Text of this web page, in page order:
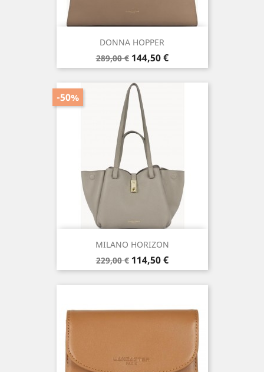
DONNA HOPPER
Prix
de
289,00 € Prix
144,50 €
MILANO HORIZON
Prix
de
base
229,00 €
-50%
Prix
114,50 €